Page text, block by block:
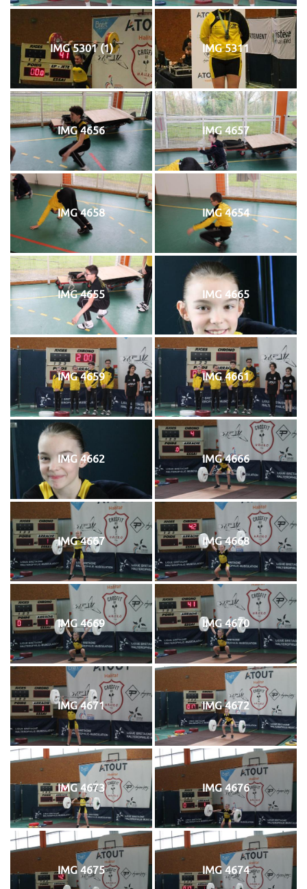
IMG 5301 (1) IMG 5311
IMG 4656 IMG 4657
IMG 4658 IMG 4654
IMG 4655 IMG 4665
IMG 4659 IMG 4661
IMG 4662 IMG 4666
IMG 4667 IMG 4668
IMG 4669 IMG 4670
IMG 4671 IMG 4672
IMG 4673 IMG 4676
IMG 4675 IMG 4674